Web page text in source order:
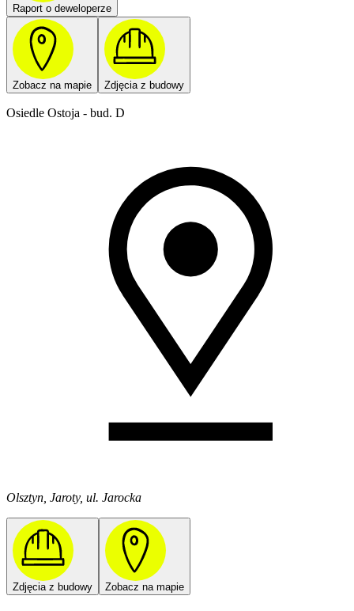
Raport o deweloperze
Zobacz na mapie Zdjęcia z budowy
Osiedle Ostoja - bud. D
Olsztyn, Jaroty, ul. Jarocka
Zdjęcia z budowy Zobacz na mapie